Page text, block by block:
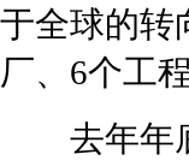
于全球的转
厂、6个工
去年年